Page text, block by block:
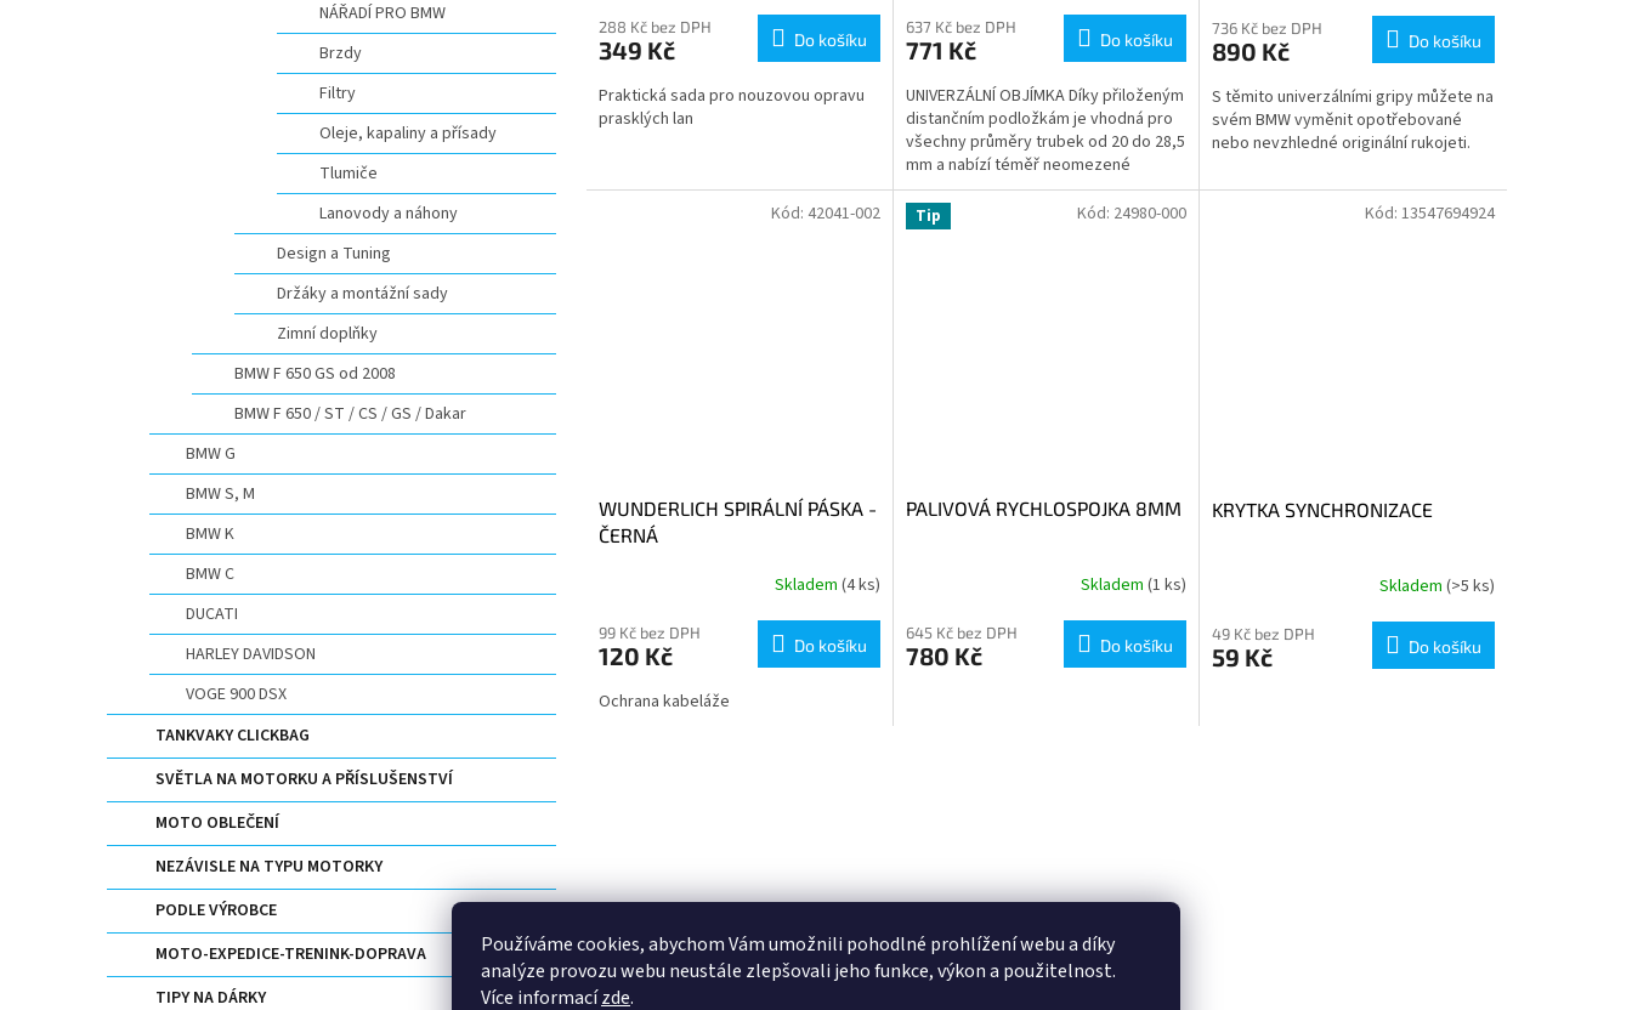
Používáme cookies, abychom Vám umožnili pohodlné prohlížení webu a díky
analýze provozu webu neustále zlepšovali jeho funkce, výkon a použitelnost.
Více informacízde.
NÁŘADÍ PRO BMW
Brzdy
Filtry
Oleje, kapaliny a přísady
Tlumiče
Lanovody a náhony
Design a Tuning
Držáky a montážní sady
Zimní doplňky
BMW F 650 GS od 2008
BMW F 650 / ST / CS / GS / Dakar
BMW G
BMW S, M
BMW K
BMW C
DUCATI
HARLEY DAVIDSON
VOGE 900 DSX
TANKVAKY CLICKBAG
SVĚTLA NA MOTORKU A PŘÍSLUŠENSTVÍ
MOTO OBLEČENÍ
NEZÁVISLE NA TYPU MOTORKY
PODLE VÝROBCE
MOTO-EXPEDICE-TRENINK-DOPRAVA
TIPY NA DÁRKY
288 Kč bez DPH
349 Kč Do košíku
Praktická sada pro nouzovou opravu
prasklých lan
637 Kč bez DPH
771 Kč Do košíku
UNIVERZÁLNÍ OBJÍMKA Díky přiloženým
distančním podložkám je vhodná pro
všechny průměry trubek od 20 do 28,5
mm a nabízí téměř neomezené
možnosti montáže. Lze namontovat...
736 Kč bez DPH
890 Kč Do košíku
S těmito univerzálními gripy můžete na
svém BMW vyměnit opotřebované
nebo nevzhledné originální rukojeti.
WUNDERLICH SPIRÁLNÍ PÁSKA -
ČERNÁ
Skladem (4 ks)
99 Kč bez DPH
120 Kč Do košíku
Ochrana kabeláže
Kód: 42041-002 Tip
PALIVOVÁ RYCHLOSPOJKA 8MM
Skladem(1 ks)
645 Kč bez DPH
780 Kč Do košíku
Kód: 24980-000
KRYTKA SYNCHRONIZACE
Skladem (>5 ks)
49 Kč bez DPH
59 Kč Do košíku
Kód: 13547694924
c
p
r